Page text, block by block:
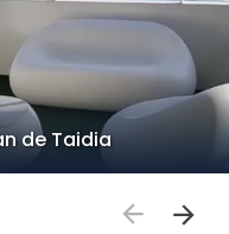
de Taidia